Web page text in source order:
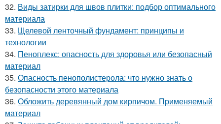
32. Виды затирки для швов плитки: подбор оптимального
материала
33. Щелевой ленточный фундамент: принципы и
технологии
34. Пеноплекс: опасность для здоровья или безопасный
материал
35. Опасность пенополистерола: что нужно знать о
безопасности этого материала
36. Обложить деревянный дом кирпичом. Применяемый
материал